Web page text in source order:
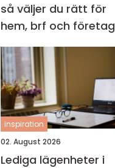
så väljer du rätt för
hem, brf och företag
inspiration
02. August 2026
Lediga lägenheter i